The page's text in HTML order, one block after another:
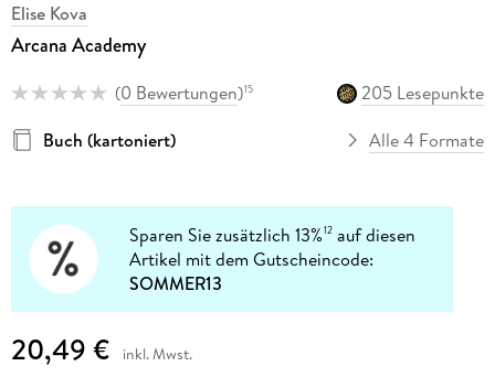
Elise Kova
Arcana Academy
(0 Bewertungen)15
205 Lesepunkte
Buch (kartoniert)
Alle 4 Formate
Sparen Sie zusätzlich 13%12 auf diesen
Artikel mit dem Gutscheincode:
SOMMER13
20,49 € inkl. Mwst.